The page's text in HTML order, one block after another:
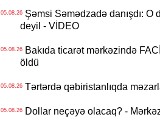
05.08.26Şəmsi Səmədzadə danışdı: O
deyil - VİDEO
05.08.26Bakıda ticarət mərkəzində
öldü
05.08.26Tərtərdə qəbiristanlıqda
05.08.26Dollar neçəyə olacaq? -